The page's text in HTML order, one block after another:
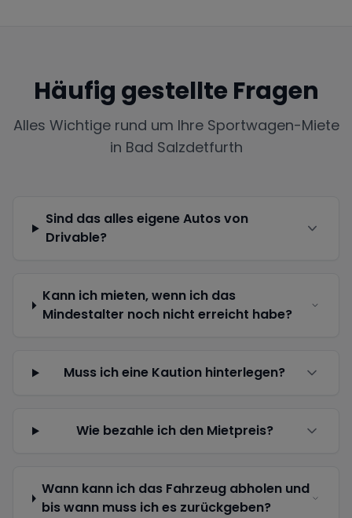
Häufig gestellte Fragen
Alles Wichtige rund um Ihre Sportwagen-Miete
in Bad Salzdetfurth
Sind das alles eigene Autos von
Drivable?
Kann ich mieten, wenn ich das
Mindestalter noch nicht erreicht habe?
Muss ich eine Kaution hinterlegen?
Wie bezahle ich den Mietpreis?
Wann kann ich das Fahrzeug abholen und
bis wann muss ich es zurückgeben?